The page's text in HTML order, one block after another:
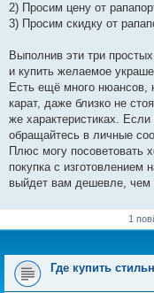
2) Просим цену от
3) Просим скидку от
Выполнив эти три
и купить желаемое
Есть ещё много нюансов,
карат, даже близко не
же характеристиках.
обращайтесь в личные
Плюс могу посоветовать
покупка с изготовлением
выйдет вам дешевле, чем
1
Где купить